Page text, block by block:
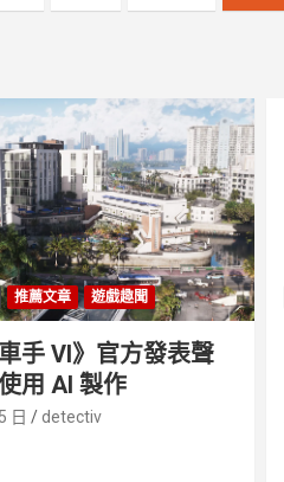
推薦文章 遊戲趣聞
手 VI》官方發表聲
用 AI 製作
日 detectiv